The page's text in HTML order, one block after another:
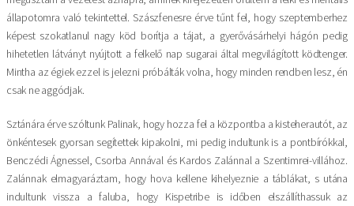
állapotomra való tekintettel. Szászfenesre érve tűnt fel, hogy szeptemberhez
képest szokatlanul nagy köd borítja a tájat, a gyerővásárhelyi hágón pedig
hihetetlen látványt nyújtott a felkelő nap sugarai által megvilágított ködtenger.
Mintha az égiek ezzel is jelezni próbálták volna, hogy minden rendben lesz, én
csak ne aggódjak.
Sztánára érve szóltunk Palinak, hogy hozza fel a központba a kisteherautót, az
önkéntesek gyorsan segítettek kipakolni, mi pedig indultunk is a pontbírókkal,
Benczédi Ágnessel, Csorba Annával és Kardos Zalánnal a Szentimrei-villához.
Zalánnak elmagyaráztam, hogy hova kellene kihelyeznie a táblákat, s utána
indultunk vissza a faluba, hogy Kispetribe is időben elszállíthassuk az